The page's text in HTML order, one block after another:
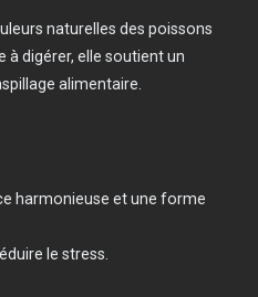
naturelles des poissons
digérer, elle soutient un
alimentaire.
harmonieuse et une forme
le stress.